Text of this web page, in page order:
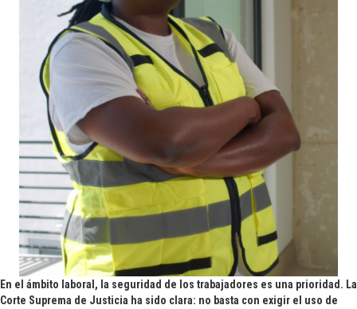
En el ámbito laboral, la seguridad de los trabajadores es una prioridad. La
Corte Suprema de Justicia ha sido clara: no basta con exigir el uso de